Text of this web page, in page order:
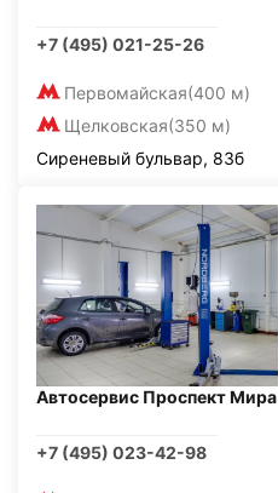
+7 (495) 021-25-26
Первомайская(400 м)
Щелковская(350 м)
Сиреневый бульвар, 83б
Автосервис Проспект Мира
+7 (495) 023-42-98